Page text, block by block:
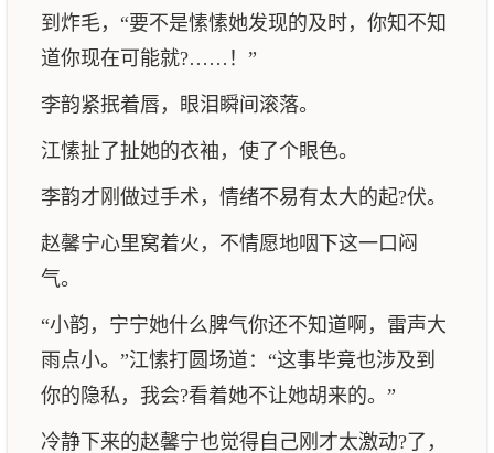
到炸毛，“要不是愫愫她发现的及时，你知不知
道你现在可能就?……！”
李韵紧抿着唇，眼泪瞬间滚落。
江愫扯了扯她的衣袖，使了个眼色。
李韵才刚做过手术，情绪不易有太大的起?伏。
赵馨宁心里窝着火，不情愿地咽下这一口闷
气。
“小韵，宁宁她什么脾气你还不知道啊，雷声大
雨点小。”江愫打圆场道：“这事毕竟也涉及到
你的隐私，我会?看着她不让她胡来的。”
冷静下来的赵馨宁也觉得自己刚才太激动?了，